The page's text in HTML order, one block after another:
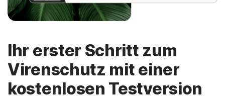
Ihr erster Schritt zum
Virenschutz mit einer
kostenlosen Testversion